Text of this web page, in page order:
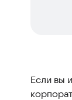
Если вы